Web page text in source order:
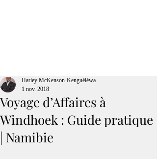
Voyage d’Affaires à
Windhoek : Guide pratique
| Namibie
Harley McKenson-Kenguéléwa
1 nov. 2018